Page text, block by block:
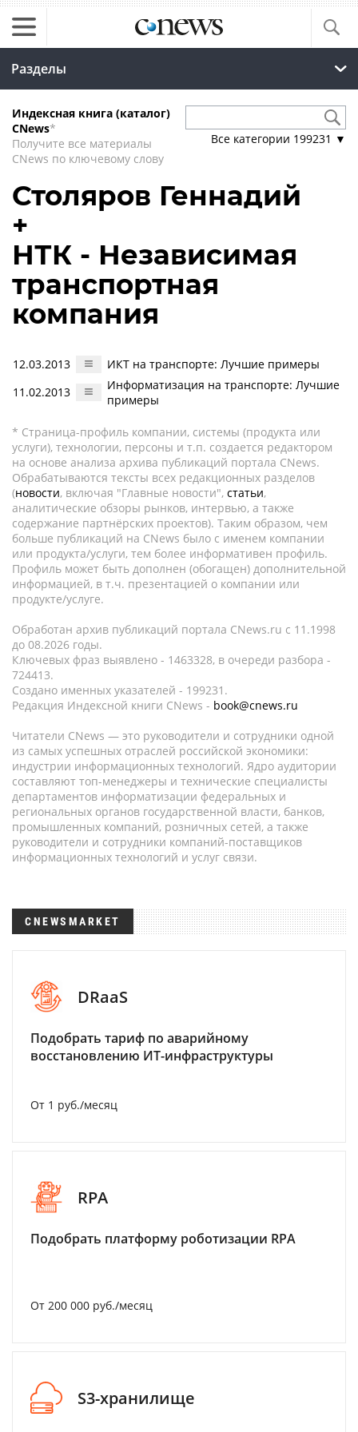
Разделы
Индексная книга (каталог)
CNews*
Получите все материалы
CNews по ключевому слову
Все категории 199231 ▼
Столяров Геннадий
+
НТК - Независимая
транспортная
компания
12.03.2013
ИКТ на транспорте: Лучшие примеры
11.02.2013
Информатизация на транспорте: Лучшие
примеры
* Страница-профиль компании, системы (продукта или
услуги), технологии, персоны и т.п. создается редактором
на основе анализа архива публикаций портала CNews.
Обрабатываются тексты всех редакционных разделов
(новости, включая "Главные новости", статьи,
аналитические обзоры рынков, интервью, а также
содержание партнёрских проектов). Таким образом, чем
больше публикаций на CNews было с именем компании
или продукта/услуги, тем более информативен профиль.
Профиль может быть дополнен (обогащен) дополнительной
информацией, в т.ч. презентацией о компании или
продукте/услуге.
Обработан архив публикаций портала CNews.ru c 11.1998
до 08.2026 годы.
Ключевых фраз выявлено - 1463328, в очереди разбора -
724413.
Создано именных указателей - 199231.
Редакция Индексной книги CNews - book@cnews.ru
Читатели CNews — это руководители и сотрудники одной
из самых успешных отраслей российской экономики:
индустрии информационных технологий. Ядро аудитории
составляют топ-менеджеры и технические специалисты
департаментов информатизации федеральных и
региональных органов государственной власти, банков,
промышленных компаний, розничных сетей, а также
руководители и сотрудники компаний-поставщиков
информационных технологий и услуг связи.
CNEWSMARKET
DRaaS
Подобрать тариф по аварийному
восстановлению ИТ-инфраструктуры
От 1 руб./месяц
RPA
Подобрать платформу роботизации RPA
От 200 000 руб./месяц
S3-хранилище